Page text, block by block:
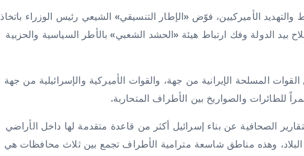
الأميركيين، فوّض «الإطار التنسيقي» الشيعي رئيس الوزراء باتخاذ
بيد الدولة وفك ارتباط هيئة «الحشد الشعبي» بالأطر السياسية والحزبية
المسلحة الإيرانية من جهة، والقوات الأميركية والإسرائيلية من جهة
للطائرات والصواريخ بين الأطراف المتحاربة.
الصحافية عن بناء إسرائيل أكثر من قاعدة متقدمة لها داخل الأراضي
البلاد، وهذه مناطق شاسعة مترامية الأطراف تجمع بين ثلاث محافظات هي